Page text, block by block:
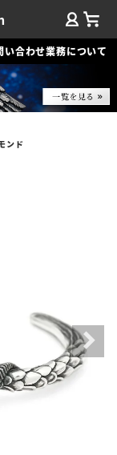
い合わせ業務について
ンド